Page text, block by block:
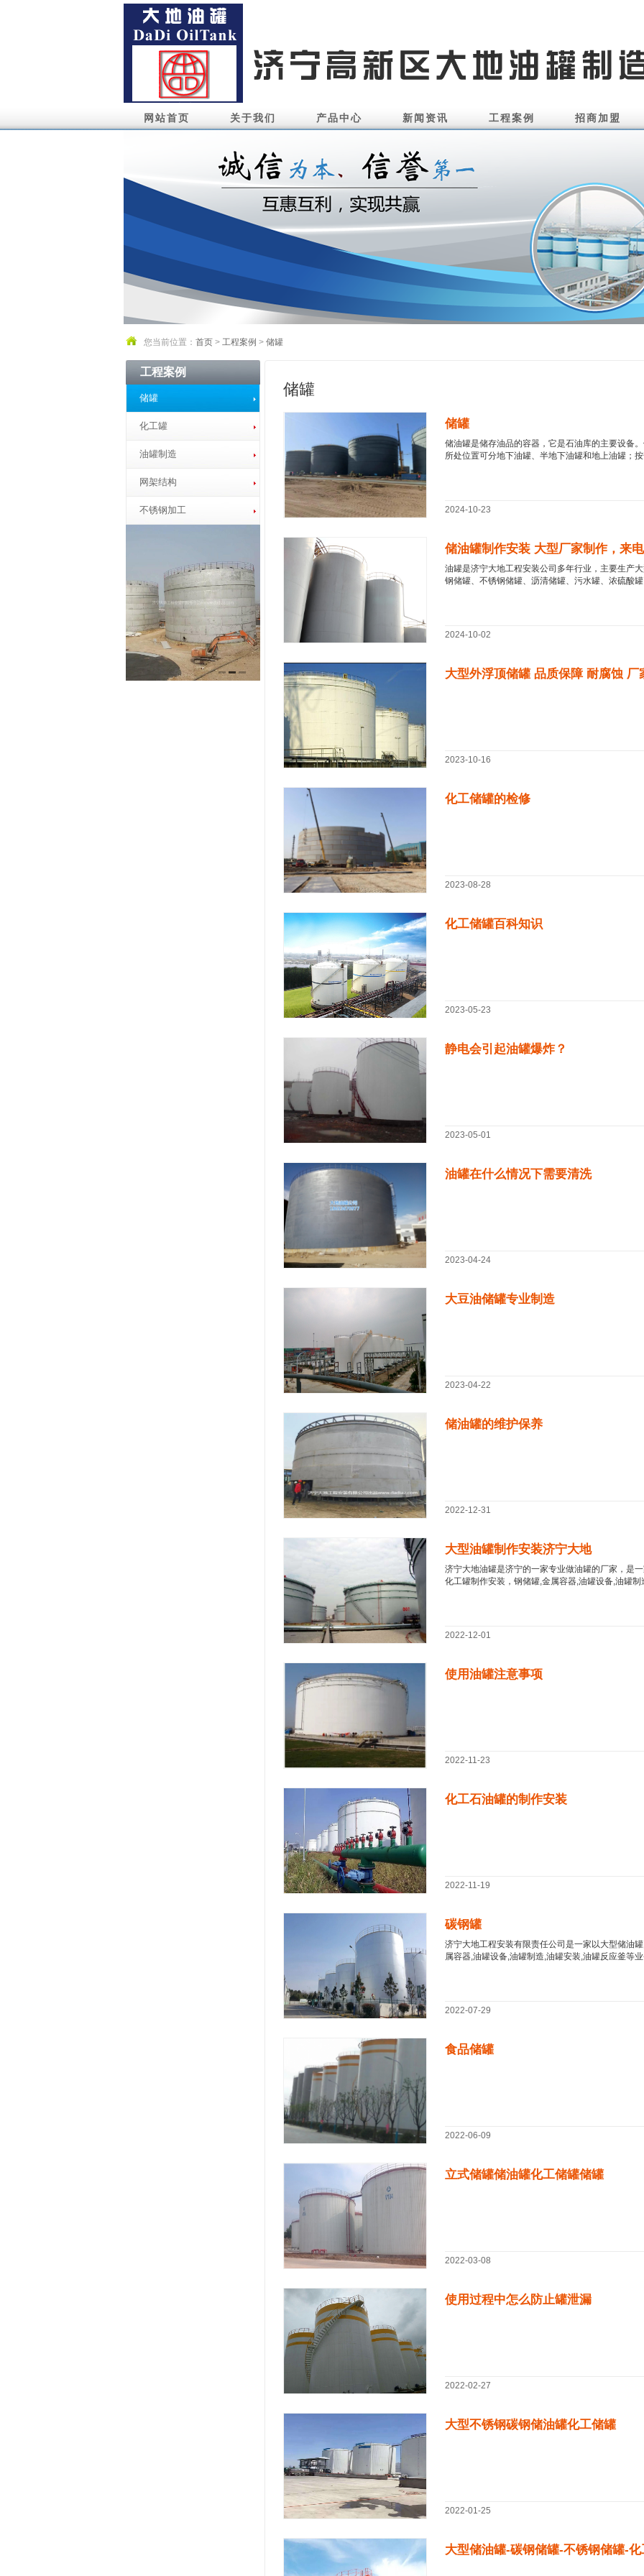
网站首页 关于我们 产品中心 新闻资讯 工程案例 招商加盟
您当前位置： 首页> 工程案例 > 储罐
工程案例
储罐
化工罐
油罐制造
网架结构
不锈钢加工
储罐
储罐
储油罐是储存油品的容器，它是石油库的主要设备
所处位置可分地下油罐、半地下油罐和地上油罐；
2024-10-23
油罐是济宁大地工程安装公司多年行业，主要生产
钢储罐、不锈钢储罐、沥清储罐、污水罐、浓硫酸
2024-10-02
2023-10-16
化工储罐的检修
2023-08-28
化工储罐百科知识
2023-05-23
静电会引起油罐爆炸？
2023-05-01
油罐在什么情况下需要清洗
2023-04-24
大豆油储罐专业制造
2023-04-22
储油罐的维护保养
2022-12-31
大型油罐制作安装济宁大地
济宁大地油罐是济宁的一家专业做油罐的厂家，是
化工罐制作安装，钢储罐,金属容器,油罐设备,油罐
2022-12-01
使用油罐注意事项
2022-11-23
化工石油罐的制作安装
2022-11-19
碳钢罐
济宁大地工程安装有限责任公司是一家以大型储油
属容器,油罐设备,油罐制造,油罐安装,油罐反应釜等
2022-07-29
食品储罐
2022-06-09
立式储罐储油罐化工储罐储罐
2022-03-08
使用过程中怎么防止罐泄漏
2022-02-27
大型不锈钢碳钢储油罐化工储罐
2022-01-25